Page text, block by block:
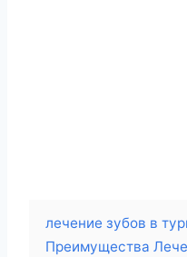
лечение зубов в
Преимущества